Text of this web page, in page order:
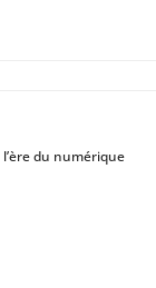
du numérique